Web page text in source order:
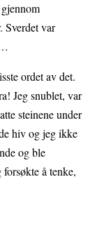
Sverdet var
ordet av det.
Jeg snublet, var
steinene under
hiv og jeg ikke
og ble
å tenke,